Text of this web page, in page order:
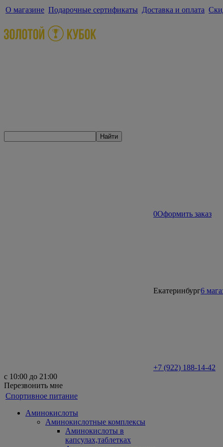
О магазине Подарочные сертификаты Доставка и оплата
Найти
0Оформить заказ
Екатеринбург6
+7 (922) 188-14-42
с 10:00 до 21:00
Перезвонить мне
Спортивное питание
Аминокислоты
Аминокислотные комплексы
Аминокислоты в
капсулах,таблетках